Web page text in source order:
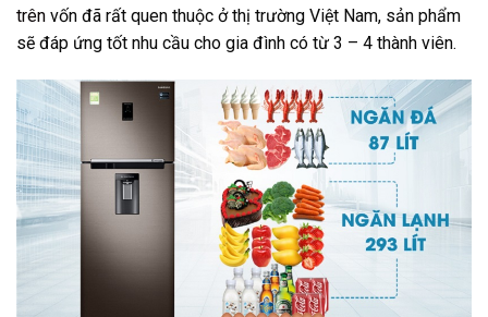
trên vốn đã rất quen thuộc ở thị trường Việt Nam, sản phẩm
sẽ đáp ứng tốt nhu cầu cho gia đình có từ 3 – 4 thành viên.